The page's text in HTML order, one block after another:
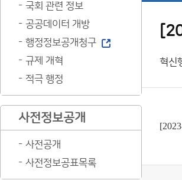
국회 관련 정보
공공데이터 개방
행정정보공개청구
규제 개혁
적극 행정
사전정보공개
사전공개
사전정보공표목록
혁신